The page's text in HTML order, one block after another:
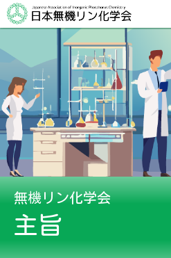
無機リン化学会
主旨